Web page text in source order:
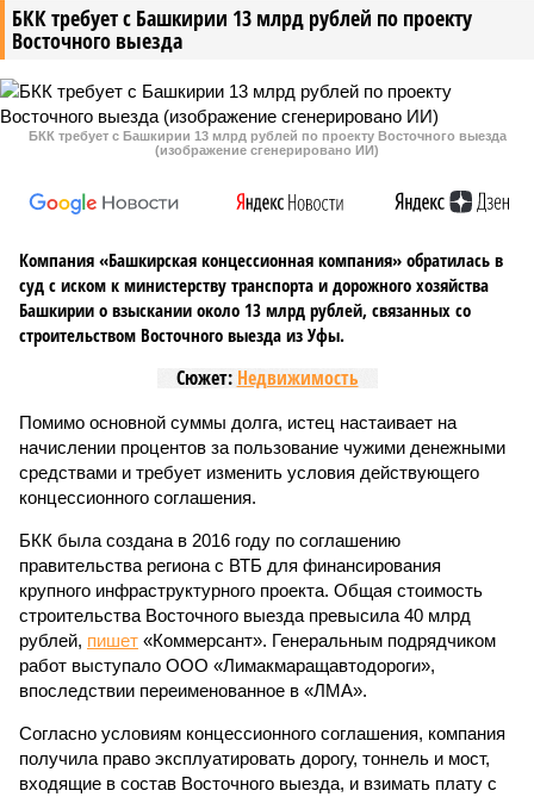
БКК требует с Башкирии 13 млрд рублей по проекту
Восточного выезда
БКК требует с Башкирии 13 млрд рублей по проекту Восточного выезда
(изображение сгенерировано ИИ)
Компания «Башкирская концессионная компания» обратилась в
суд с иском к министерству транспорта и дорожного хозяйства
Башкирии о взыскании около 13 млрд рублей, связанных со
строительством Восточного выезда из Уфы.
Сюжет: Недвижимость
Помимо основной суммы долга, истец настаивает на
начислении процентов за пользование чужими денежными
средствами и требует изменить условия действующего
концессионного соглашения.
БКК была создана в 2016 году по соглашению
правительства региона с ВТБ для финансирования
крупного инфраструктурного проекта. Общая стоимость
строительства Восточного выезда превысила 40 млрд
рублей, пишет «Коммерсант». Генеральным подрядчиком
работ выступало ООО «Лимакмаращавтодороги»,
впоследствии переименованное в «ЛМА».
Согласно условиям концессионного соглашения, компания
получила право эксплуатировать дорогу, тоннель и мост,
входящие в состав Восточного выезда, и взимать плату с